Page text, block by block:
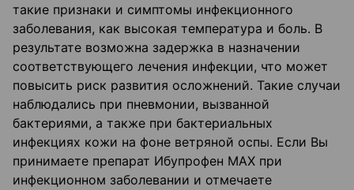
такие признаки и симптомы инфекционного
заболевания, как высокая температура и боль. В
результате возможна задержка в назначении
соответствующего лечения инфекции, что может
повысить риск развития осложнений. Такие случаи
наблюдались при пневмонии, вызванной
бактериями, а также при бактериальных
инфекциях кожи на фоне ветряной оспы. Если Вы
принимаете препарат Ибупрофен МАХ при
инфекционном заболевании и отмечаете